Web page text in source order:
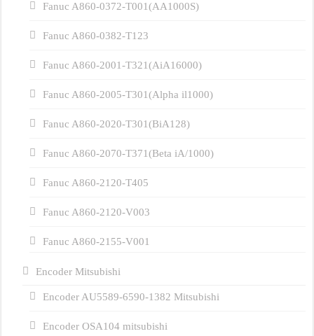
Fanuc A860-0372-T001(AA1000S)
Fanuc A860-0382-T123
Fanuc A860-2001-T321(AiA16000)
Fanuc A860-2005-T301(Alpha il1000)
Fanuc A860-2020-T301(BiA128)
Fanuc A860-2070-T371(Beta iA/1000)
Fanuc A860-2120-T405
Fanuc A860-2120-V003
Fanuc A860-2155-V001
Encoder Mitsubishi
Encoder AU5589-6590-1382 Mitsubishi
Encoder OSA104 mitsubishi